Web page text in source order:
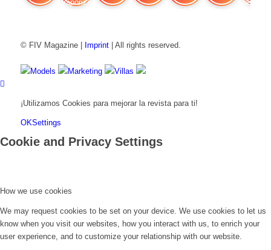
© FIV Magazine | Imprint| All rights reserved.
Models Marketing Villas
¡Utilizamos Cookies para mejorar la revista para ti!
OKSettings
Cookie and Privacy Settings
How we use cookies
We may request cookies to be set on your device. We use cookies to let us
know when you visit our websites, how you interact with us, to enrich your
user experience, and to customize your relationship with our website.